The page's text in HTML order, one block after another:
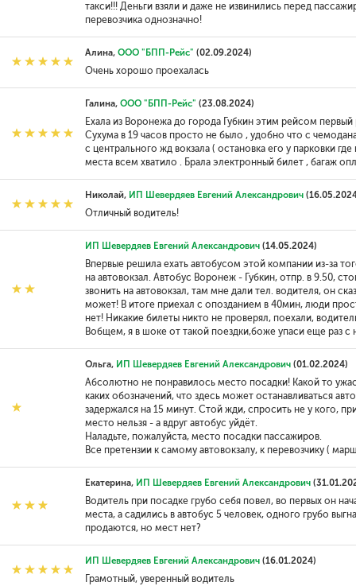
такси!!! Деньги взяли и даже не извинились перед
перевозчика однозначно!
Алина, ООО "БПП-Рейс" (02.09.2024)
Очень хорошо проехалась
Галина, ООО "БПП-Рейс" (23.08.2024)
Ехала из Воронежа до города Губкин этим рейсом первый
Сухума в 19 часов просто не было , удобно что с
с центрального жд вокзала ( остановка его у парковки
места всем хватило . Брала электронный билет , багаж
Николай, ИП Шевердяев Евгений Александрович
Отличный водитель!
ИП Шевердяев Евгений Александрович(14.05.2024)
Впервые решила ехать автобусом этой компании из-за
на автовокзал. Автобус Воронеж - Губкин, отпр. в 9.50,
звонить на автовокзал, там мне дали тел. водителя, он
может! В итоге приехал с опозданием в 40мин, люди
нет! Никакие билеты никто не проверял, поехали,
Вобщем, я в шоке от такой поездки,боже упаси еще раз с
Ольга, ИП Шевердяев Евгений Александрович(01.02.2024)
Абсолютно не понравилось место посадки! Какой то
каких обозначений, что здесь может останавливаться
задержался на 15 минут. Стой жди, спросить не у кого,
место нельзя - а вдруг автобус уйдёт.
Наладьте, пожалуйста, место посадки пассажиров.
Все претензии к самому автовокзалу, к перевозчику (
Екатерина, ИП Шевердяев Евгений Александрович
Водитель при посадке грубо себя повел, во первых он
места, а садились в автобус 5 человек, одного грубо
продаются, но мест нет?
ИП Шевердяев Евгений Александрович(16.01.2024)
Грамотный, уверенный водитель